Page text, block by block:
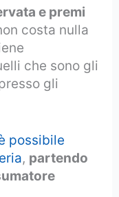
e premi
costa nulla
che sono gli
gli
possibile
, partendo